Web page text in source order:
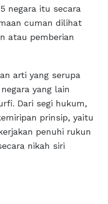
negara itu secara
cuman dilihat
atau pemberian
arti yang serupa
yang lain
Dari segi hukum,
prinsip, yaitu
penuhi rukun
nikah siri